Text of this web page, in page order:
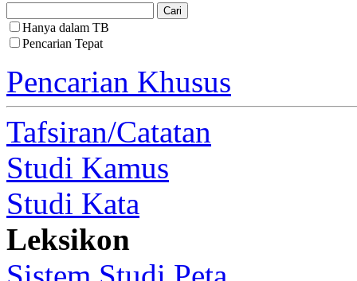
Hanya dalam TB
Pencarian Tepat
Pencarian Khusus
Tafsiran/Catatan
Studi Kamus
Studi Kata
Leksikon